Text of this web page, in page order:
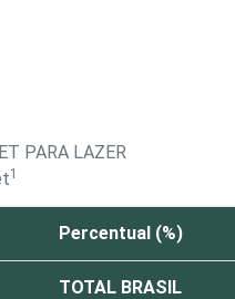
PARA LAZER
1
Percentual (%)
TOTAL BRASIL